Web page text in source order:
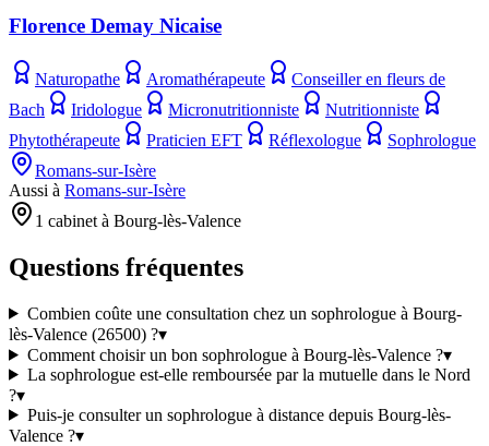
Florence Demay Nicaise
Naturopathe Aromathérapeute
Conseiller en fleurs de
Bach
Iridologue Micronutritionniste
Nutritionniste
Phytothérapeute
Praticien EFT Réflexologue
Sophrologue
Romans-sur-Isère
Aussi à Romans-sur-Isère
1 cabinet à Bourg-lès-Valence
Questions fréquentes
Combien coûte une consultation chez un sophrologue à Bourg-
lès-Valence (26500) ?▾
Comment choisir un bon sophrologue à Bourg-lès-Valence ?▾
La sophrologue est-elle remboursée par la mutuelle dans le Nord
?▾
Puis-je consulter un sophrologue à distance depuis Bourg-lès-
Valence ?▾